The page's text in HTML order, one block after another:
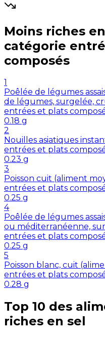
Moins riches en
catégorie
composés
1
Poêlée de légumes
de légumes, surgelée,
entrées et plats
0.18 g
2
Nouilles asiatiques
entrées et plats
0.23 g
3
Poisson cuit (aliment
entrées et plats
0.25 g
4
Poêlée de légumes
ou méditerranéenne,
entrées et plats
0.25 g
5
Poisson blanc, cuit
entrées et plats
0.28 g
Top 10 des
riches en sel